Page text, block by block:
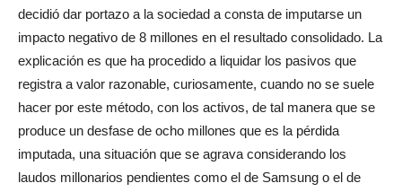
decidió dar portazo a la sociedad a consta de imputarse un
impacto negativo de 8 millones en el resultado consolidado. La
explicación es que ha procedido a liquidar los pasivos que
registra a valor razonable, curiosamente, cuando no se suele
hacer por este método, con los activos, de tal manera que se
produce un desfase de ocho millones que es la pérdida
imputada, una situación que se agrava considerando los
laudos millonarios pendientes como el de Samsung o el de